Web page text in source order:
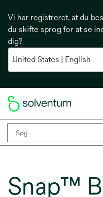
Vi har registreret, at du
du skifte sprog for at se
dig?
Snap™